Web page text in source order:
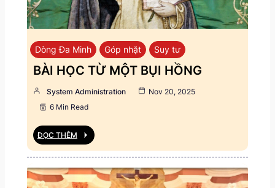
Dòng Đa Minh Góp nhặt Suy tư
BÀI HỌC TỪ MỘT BỤI HỒNG
System Administration
Nov 20, 2025
6 Min Read
ĐỌC THÊM